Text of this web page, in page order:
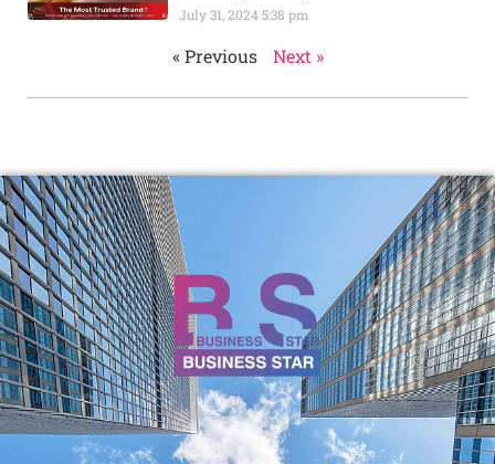
July 31, 20245:38 pm
« Previous Next »